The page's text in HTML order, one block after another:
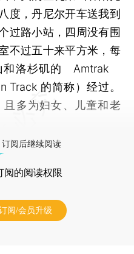
度，丹尼尔开车送我到
过路小站，四周没有围
不过五十来平方米，每
和洛杉矶的 Amtrak
Track 的简称）经过。
多为妇女、儿童和老
订阅后继续阅读
阅的阅读权限
阅/会员升级